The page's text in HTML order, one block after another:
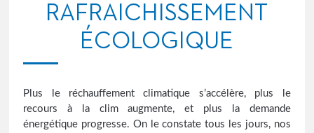
RAFRAICHISSEMENT
ÉCOLOGIQUE
Plus le réchauffement climatique s’accélère, plus le
recours à la clim augmente, et plus la demande
énergétique progresse. On le constate tous les jours, nos